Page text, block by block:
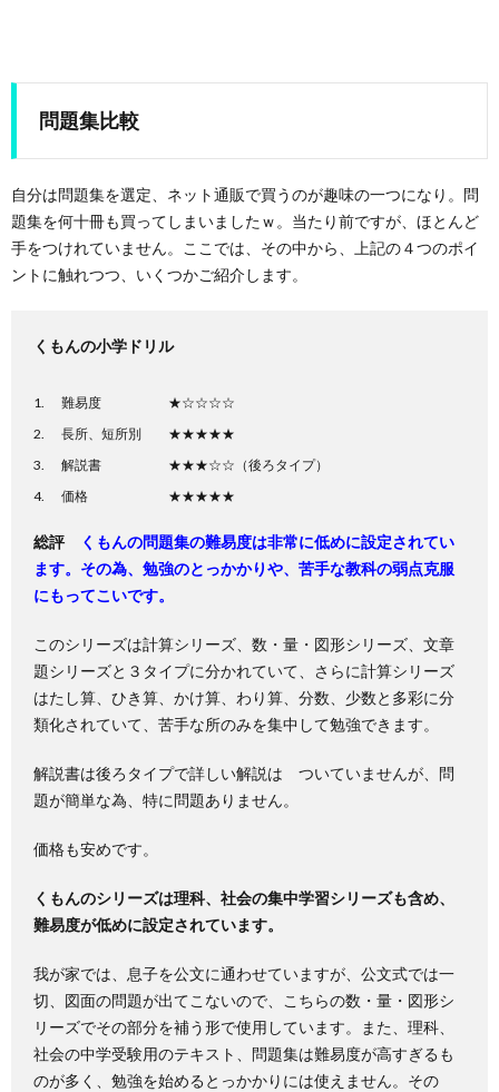
問題集比較
自分は問題集を選定、ネット通販で買うのが趣味の一つになり。問
題集を何十冊も買ってしまいましたｗ。当たり前ですが、ほとんど
手をつけれていません。ここでは、その中から、上記の４つのポイ
ントに触れつつ、いくつかご紹介します。
くもんの小学ドリル
難易度 ★☆☆☆☆
長所、短所別 ★★★★★
解説書 ★★★☆☆（後ろタイプ）
価格 ★★★★★
総評
くもんの問題集の難易度は非常に低めに設定されてい
ます。その為、勉強のとっかかりや、苦手な教科の弱点克服
にもってこいです。
このシリーズは計算シリーズ、数・量・図形シリーズ、文章
題シリーズと３タイプに分かれていて、さらに計算シリーズ
はたし算、ひき算、かけ算、わり算、分数、少数と多彩に分
類化されていて、苦手な所のみを集中して勉強できます。
解説書は後ろタイプで詳しい解説は ついていませんが、問
題が簡単な為、特に問題ありません。
価格も安めです。
くもんのシリーズは理科、社会の集中学習シリーズも含め、
難易度が低めに設定されています。
我が家では、息子を公文に通わせていますが、公文式では一
切、図面の問題が出てこないので、こちらの数・量・図形シ
リーズでその部分を補う形で使用しています。また、理科、
社会の中学受験用のテキスト、問題集は難易度が高すぎるも
のが多く、勉強を始めるとっかかりには使えません。その